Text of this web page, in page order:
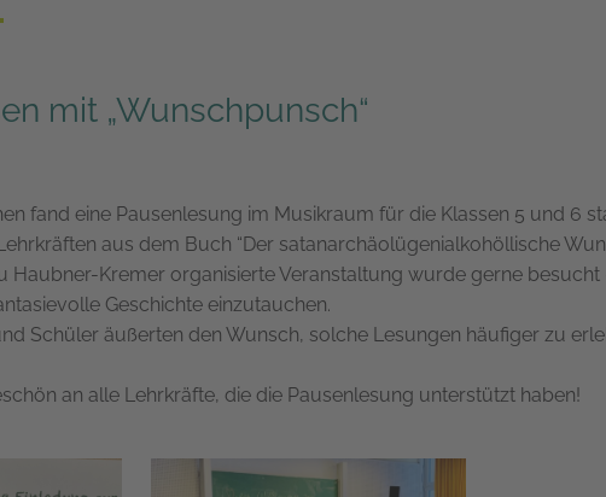
mit „Wunschpunsch“
fand eine Pausenlesung im Musikraum für die Klassen 5 und 6
aus dem Buch “Der satanarchäolügenialkohöllische
Haubner-Kremer organisierte Veranstaltung wurde gerne
Geschichte einzutauchen.
Schüler äußerten den Wunsch, solche Lesungen häufiger zu
an alle Lehrkräfte, die die Pausenlesung unterstützt haben!